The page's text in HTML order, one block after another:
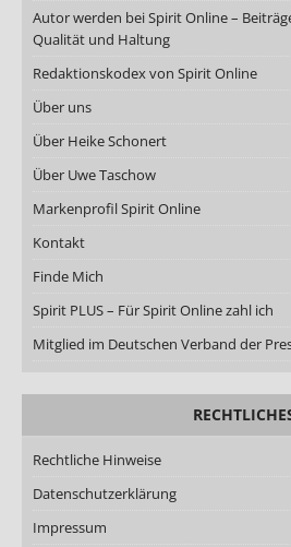
Autor werden bei Spirit Online –
Qualität und Haltung
Redaktionskodex von Spirit Online
Über uns
Über Heike Schonert
Über Uwe Taschow
Markenprofil Spirit Online
Kontakt
Finde Mich
Spirit PLUS – Für Spirit Online zahl ich
Mitglied im Deutschen Verband der
Rechtliche Hinweise
Datenschutzerklärung
Impressum